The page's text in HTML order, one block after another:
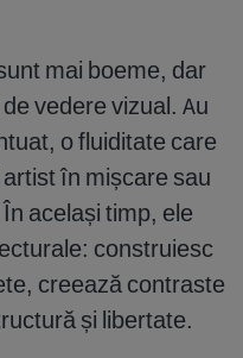
mai boeme, dar
vedere vizual. Au
o fluiditate care
în mișcare sau
același timp, ele
construiesc
creează contraste
și libertate.